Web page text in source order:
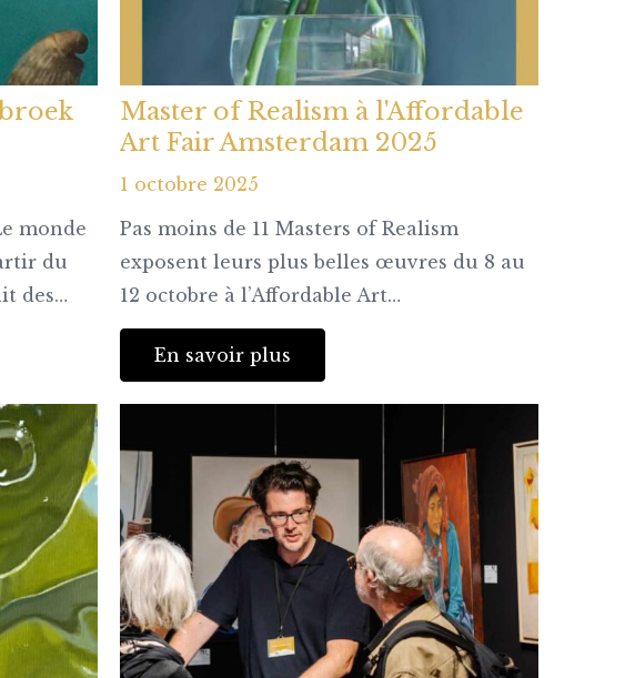
monde
du
des…
Master of Realism à l'Affordable
Art Fair Amsterdam 2025
1 octobre 2025
Pas moins de 11 Masters of Realism
exposent leurs plus belles œuvres du 8 au
12 octobre à l’Affordable Art…
En savoir plus